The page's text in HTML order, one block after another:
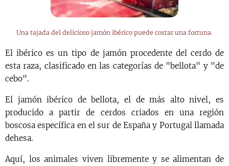
Una tajada del delicioso jamón ibérico puede costar una fortuna.
El ibérico es un tipo de jamón procedente del cerdo de
esta raza, clasificado en las categorías de "bellota" y "de
cebo".
El jamón ibérico de bellota, el de más alto nivel, es
producido a partir de cerdos criados en una región
boscosa específica en el sur de España y Portugal llamada
dehesa.
Aquí, los animales viven libremente y se alimentan de